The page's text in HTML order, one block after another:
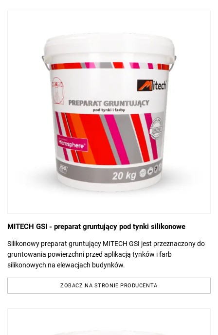
MITECH GSI - preparat gruntujący pod tynki silikonowe
Silikonowy preparat gruntujący MITECH GSI jest przeznaczony do
gruntowania powierzchni przed aplikacją tynków i farb
silikonowych na elewacjach budynków.
ZOBACZ NA STRONIE PRODUCENTA